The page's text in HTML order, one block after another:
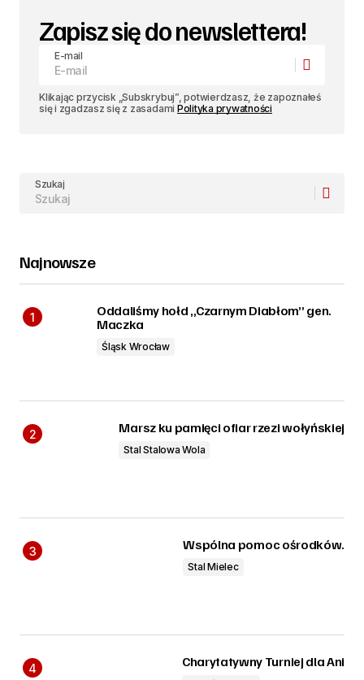
Zapisz się do newslettera!
E-mail
Klikając przycisk „Subskrybuj”, potwierdzasz, że zapoznałeś
się i zgadzasz się z zasadami Polityka prywatności
Szukaj
Najnowsze
Oddaliśmy hołd „Czarnym Diabłom” gen.
Maczka
Śląsk Wrocław
Marsz ku pamięci ofiar rzezi wołyńskiej
Stal Stalowa Wola
Wspólna pomoc ośrodków.
Stal Mielec
Charytatywny Turniej dla Ani